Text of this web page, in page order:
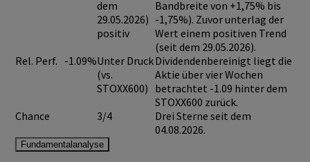
dem
29.05.2026)
positiv
Bandbreite von +1,75% bis
-1,75%). Zuvor unterlag der
Wert einem positiven Trend
(seit dem 29.05.2026).
Rel. Perf. -1.09%Unter Druck
(vs.
STOXX600)
Dividendenbereinigt liegt die
Aktie über vier Wochen
betrachtet -1.09 hinter dem
STOXX600 zurück.
Chance
3/4
Drei Sterne seit dem
04.08.2026.
Fundamentalanalyse